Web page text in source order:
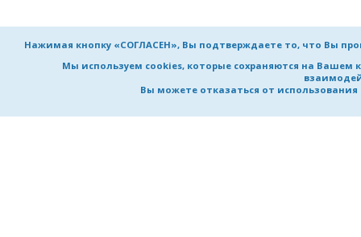
Нажимая кнопку «СОГЛАСЕН», Вы подтверждаете то, что Вы
Мы используем cookies, которые сохраняются на Вашем
Вы можете отказаться от использования